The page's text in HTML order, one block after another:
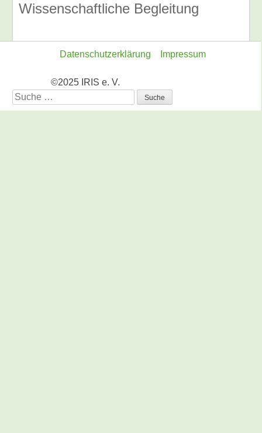
Wissenschaftliche Begleitung
Datenschutzerklärung Impressum
©2025 IRIS e. V.
Suche
nach: